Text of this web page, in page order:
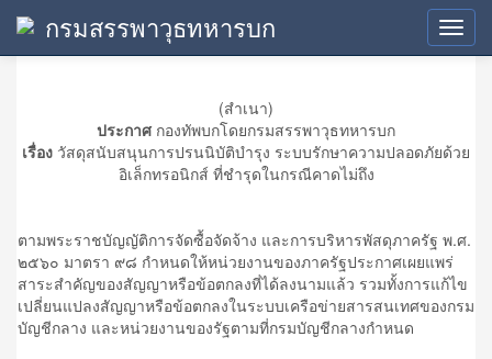
กรมสรรพาวุธทหารบก
ข้อมูลสาระสำคัญในสัญญา
(สำเนา)
ประกาศกองทัพบกโดยกรมสรรพาวุธทหารบก
เรื่อง วัสดุสนับสนุนการปรนนิบัติบำรุง ระบบรักษาความปลอดภัยด้วย
อิเล็กทรอนิกส์ ที่ชำรุดในกรณีคาดไม่ถึง
ตามพระราชบัญญัติการจัดซื้อจัดจ้าง และการบริหารพัสดุภาครัฐ พ.ศ.
๒๕๖๐ มาตรา ๙๘ กำหนดให้หน่วยงานของภาครัฐประกาศเผยแพร่
สาระสำคัญของสัญญาหรือข้อตกลงที่ได้ลงนามแล้ว รวมทั้งการแก้ไข
เปลี่ยนแปลงสัญญาหรือข้อตกลงในระบบเครือข่ายสารสนเทศของกรม
บัญชีกลาง และหน่วยงานของรัฐตามที่กรมบัญชีกลางกำหนด